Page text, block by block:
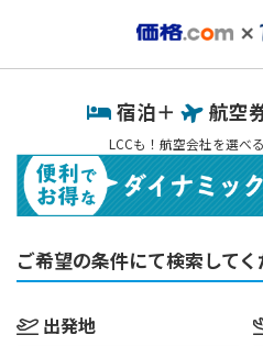
宿泊＋ 航空
LCCも！航空会社を選べ
ご希望の条件にて検索して
出発地